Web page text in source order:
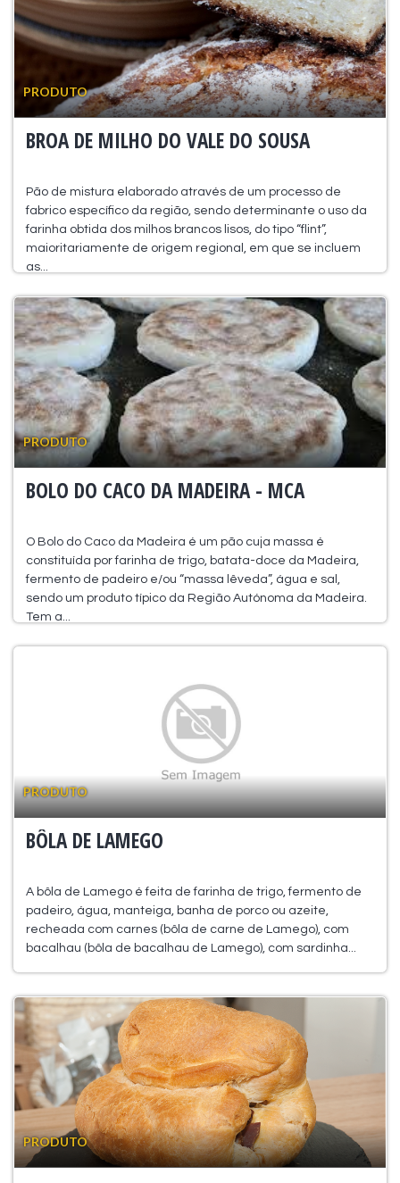
PRODUTO
BROA DE MILHO DO VALE DO SOUSA
Pão de mistura elaborado através de um processo de
fabrico específico da região, sendo determinante o uso da
farinha obtida dos milhos brancos lisos, do tipo “flint”,
maioritariamente de origem regional, em que se incluem
as...
PRODUTO
BOLO DO CACO DA MADEIRA - MCA
O Bolo do Caco da Madeira é um pão cuja massa é
constituída por farinha de trigo, batata-doce da Madeira,
fermento de padeiro e/ou “massa lêveda”, água e sal,
sendo um produto típico da Região Autónoma da Madeira.
Tem a...
PRODUTO
BÔLA DE LAMEGO
A bôla de Lamego é feita de farinha de trigo, fermento de
padeiro, água, manteiga, banha de porco ou azeite,
recheada com carnes (bôla de carne de Lamego), com
bacalhau (bôla de bacalhau de Lamego), com sardinha...
PRODUTO